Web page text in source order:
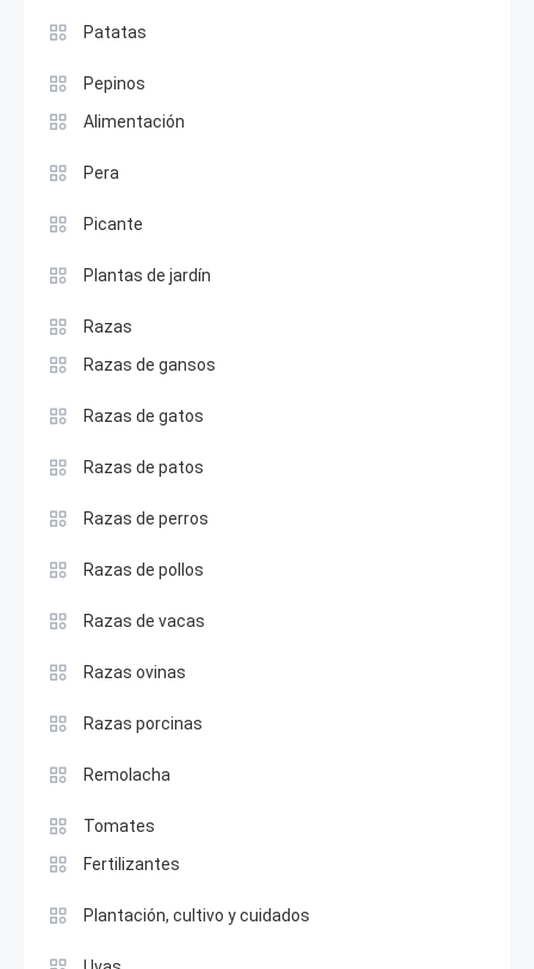
Patatas
Pepinos
Alimentación
Pera
Picante
Plantas de jardín
Razas
Razas de gansos
Razas de gatos
Razas de patos
Razas de perros
Razas de pollos
Razas de vacas
Razas ovinas
Razas porcinas
Remolacha
Tomates
Fertilizantes
Plantación, cultivo y cuidados